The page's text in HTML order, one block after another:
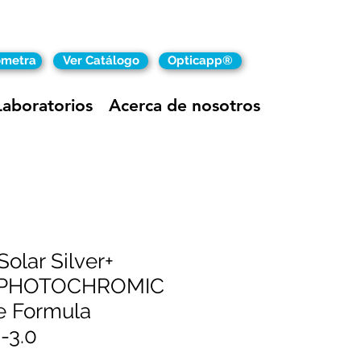
Ver Catálogo
Acerca de nosotros
Opticapp®
Silver+
Formula
3.0